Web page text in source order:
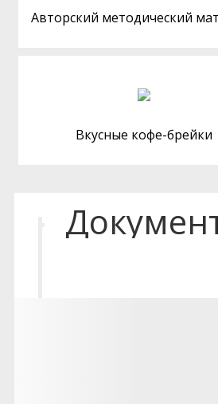
Авторский методический
Вкусные кофе-брейки